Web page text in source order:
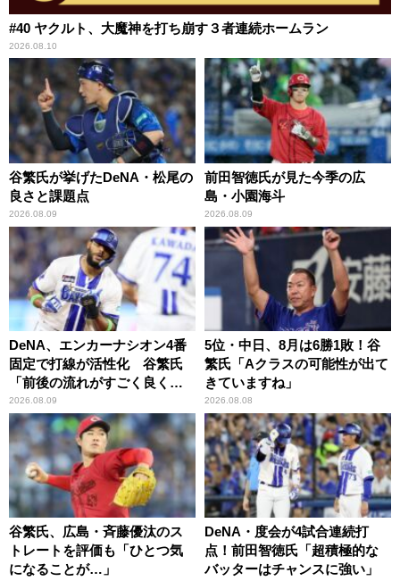
#40 ヤクルト、大魔神を打ち崩す３者連続ホームラン
2026.08.10
谷繁氏が挙げたDeNA・松尾の
良さと課題点
2026.08.09
前田智徳氏が見た今季の広
島・小園海斗
2026.08.09
DeNA、エンカーナシオン4番
固定で打線が活性化 谷繁氏
「前後の流れがすごく良くな
りましたね」
2026.08.09
5位・中日、8月は6勝1敗！谷
繁氏「Aクラスの可能性が出て
きていますね」
2026.08.08
谷繁氏、広島・斉藤優汰のス
トレートを評価も「ひとつ気
になることが…」
DeNA・度会が4試合連続打
点！前田智徳氏「超積極的な
バッターはチャンスに強い」